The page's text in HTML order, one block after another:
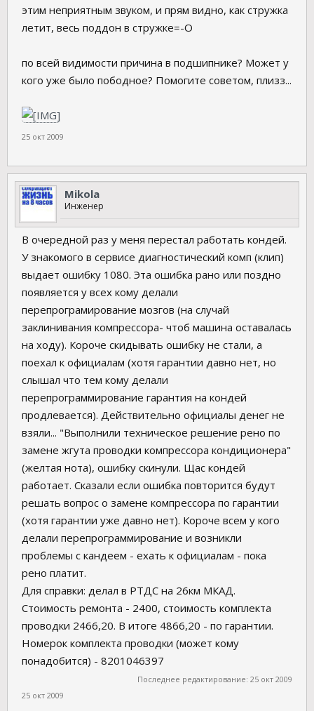
этим неприятным звуком, и прям видно, как стружка
летит, весь поддон в стружке=-O
по всей видимости причина в подшипнике? Может у
кого уже было пободное? Помогите советом, плизз...
25 окт 2009
Mikola
Инженер
В очередной раз у меня перестал работать кондей.
У знакомого в сервисе диагностический комп (клип)
выдает ошибку 1080. Эта ошибка рано или поздно
появляется у всех кому делали
перепрограмирование мозгов (на случай
заклинивания компрессора- чтоб машина оставалась
на ходу). Короче скидывать ошибку не стали, а
поехал к официалам (хотя гарантии давно нет, но
слышал что тем кому делали
перепрограммирование гарантия на кондей
продлевается). Действительно официалы денег не
взяли... "Выполнили техническое решение рено по
замене жгута проводки компрессора кондиционера"
(желтая нота), ошибку скинули. Щас кондей
работает. Сказали если ошибка повторится будут
решать вопрос о замене компрессора по гарантии
(хотя гарантии уже давно нет). Короче всем у кого
делали перепрограммирование и возникли
проблемы с кандеем - ехать к официалам - пока
рено платит.
Для справки: делал в РТДС на 26км МКАД.
Стоимость ремонта - 2400, стоимость комплекта
проводки 2466,20. В итоге 4866,20 - по гарантии.
Номерок комплекта проводки (может кому
понадобится) - 8201046397
Последнее редактирование: 25 окт 2009
25 окт 2009